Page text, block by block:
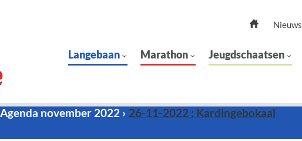
Nieuws
Langebaan Marathon Jeugdschaatsen
Agenda november 2022 26-11-2022 : Kardingebokaal